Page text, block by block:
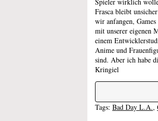
Frasca bleibt
wir anfangen,
mit unserer eigenen
einem
Anime und
sind. Aber ich habe
Kringiel
Tags: Bad Day L.A.,